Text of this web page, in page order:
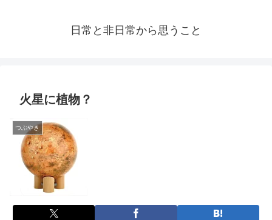
日常と非日常から思うこと
火星に植物？
つぶやき